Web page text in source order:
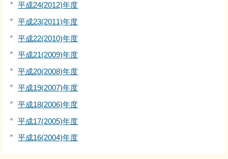
平成24(2012)年度
平成23(2011)年度
平成22(2010)年度
平成21(2009)年度
平成20(2008)年度
平成19(2007)年度
平成18(2006)年度
平成17(2005)年度
平成16(2004)年度